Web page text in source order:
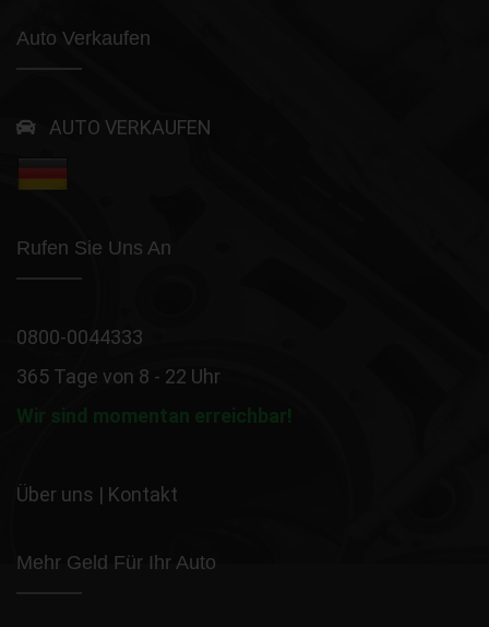
Auto Verkaufen
AUTO VERKAUFEN
Rufen Sie Uns An
0800-0044333
365 Tage von 8 - 22 Uhr
Wir sind momentan erreichbar!
Über uns | Kontakt
Mehr Geld Für Ihr Auto